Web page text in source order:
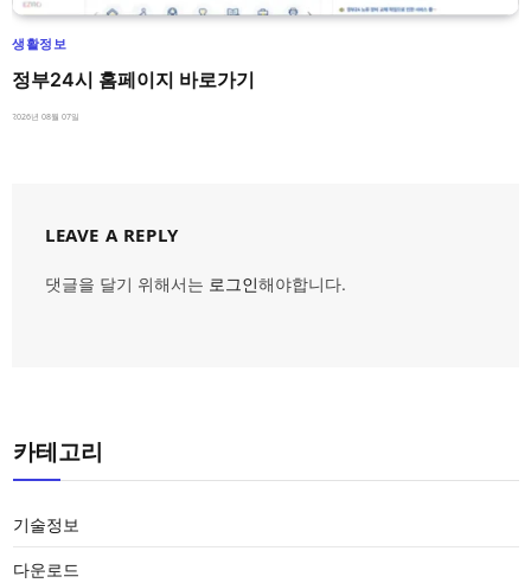
생활정보
정부24시 홈페이지 바로가기
2026년 08월 07일
LEAVE A REPLY
댓글을 달기 위해서는 로그인해야합니다.
카테고리
기술정보
다운로드